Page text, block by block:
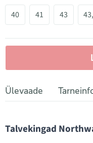
40 41 43
Ülevaade
Talvekingad